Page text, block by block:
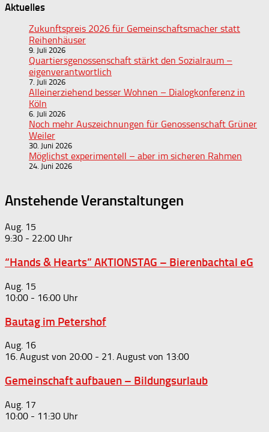
Aktuelles
Zukunftspreis 2026 für Gemeinschaftsmacher statt
Reihenhäuser
9. Juli 2026
Quartiersgenossenschaft stärkt den Sozialraum –
eigenverantwortlich
7. Juli 2026
Alleinerziehend besser Wohnen – Dialogkonferenz in
Köln
6. Juli 2026
Noch mehr Auszeichnungen für Genossenschaft Grüner
Weiler
30. Juni 2026
Möglichst experimentell – aber im sicheren Rahmen
24. Juni 2026
Anstehende Veranstaltungen
Aug. 15
9:30 - 22:00
“Hands & Hearts” AKTIONSTAG – Bierenbachtal eG
Aug. 15
10:00 - 16:00
Bautag im Petershof
Aug. 16
16. August von 20:00 - 21. August von 13:00
Gemeinschaft aufbauen – Bildungsurlaub
Aug. 17
10:00 - 11:30